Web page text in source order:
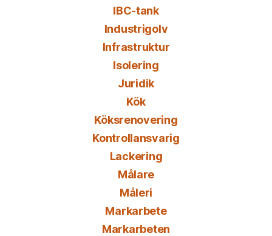
IBC-tank
Industrigolv
Infrastruktur
Isolering
Juridik
Kök
Köksrenovering
Kontrollansvarig
Lackering
Målare
Måleri
Markarbete
Markarbeten